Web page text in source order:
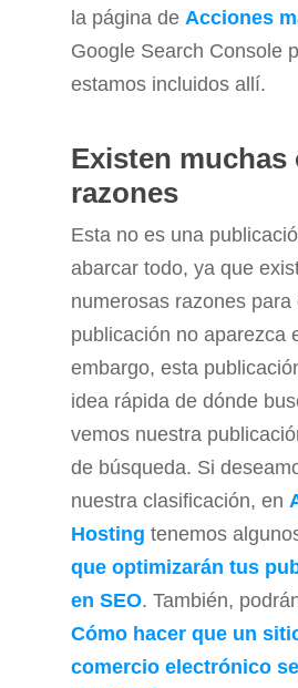
la página de Acciones
Google Search Console
estamos incluidos allí.
Existen muchas
razones
Esta no es una
abarcar todo, ya que
numerosas razones
publicación no aparezca
embargo, esta
idea rápida de dónde
vemos nuestra
de búsqueda. Si
nuestra clasificación, en
Hosting tenemos
que optimizarán tus
en SEO. También,
Cómo hacer que un
comercio electrónico